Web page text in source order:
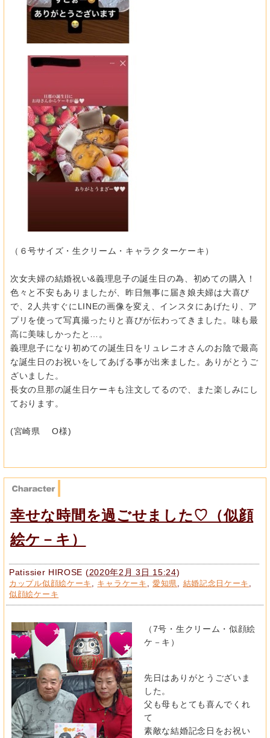
（６号サイズ・生クリーム・キャラクターケーキ）
次女夫婦の結婚祝い&義理息子の誕生日の為、初めての購入！
色々と不安もありましたが、昨日無事に届き娘夫婦は大喜び
で、 2人共すぐにLINEの画像を変え、インスタにあげたり、 ア
プリを使って写真撮ったりと喜びが伝わってきました。 味も最
高に美味しかったと…。
義理息子になり初めての誕生日をリュレニオさんのお陰で最高
な誕生日のお祝いをしてあげる事が出来ました。 ありがとうご
ざいました。
長女の旦那の誕生日ケーキも注文してるので、また楽しみにし
ております。
(宮崎県 O様)
幸せな時間を過ごせました♡（似顔
絵ケ－キ）
Patissier HIROSE (2020年2月 3日 15:24)
カップル似顔絵ケーキ キャラケーキ ,愛知県 結婚記念日ケーキ
似顔絵ケーキ
（7号・生クリーム・似顔絵
ケ－キ）
先日はありがとうございま
した。
父も母もとても喜んでくれ
て
素敵な結婚記念日をお祝い